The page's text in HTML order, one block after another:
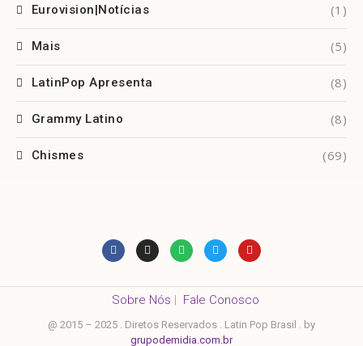
Eurovision|Notícias (1)
Mais (5)
LatinPop Apresenta (8)
Grammy Latino (8)
Chismes (69)
Sobre Nós | Fale Conosco
@ 2015 – 2025 . Diretos Reservados . Latin Pop Brasil . by
grupodemidia.com.br